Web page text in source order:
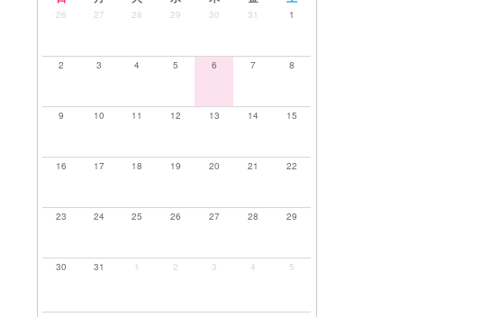
26 27 28 29 30 31 1
2 3 4 5 6 7 8
9 10 11 12 13 14 15
16 17 18 19 20 21 22
23 24 25 26 27 28 29
30 31 1 2 3 4 5